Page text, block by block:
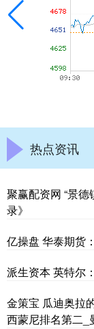
热点资讯
聚赢配资网 “景
录》
亿操盘 华泰期货
派生资本 英特尔
金策宝 瓜迪奥拉
西蒙尼排名第二_